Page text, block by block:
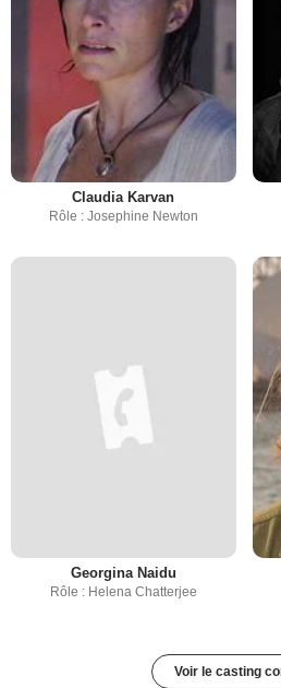
Claudia Karvan
Rôle : Josephine Newton
Georgina Naidu
Rôle : Helena Chatterjee
Voir le casting